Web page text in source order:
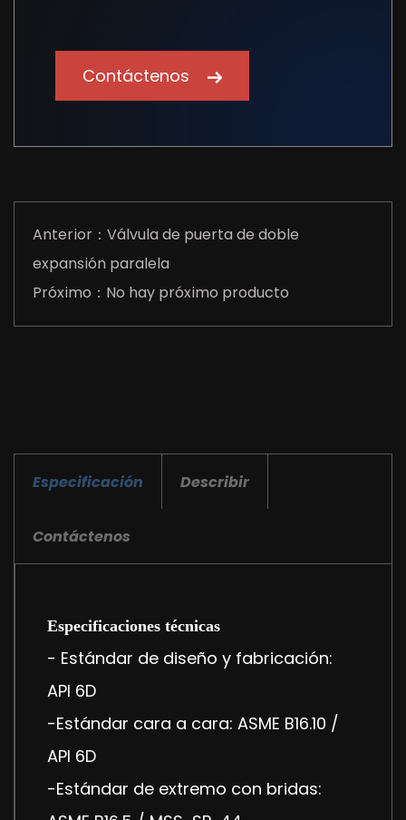
Contáctenos
Anterior：Válvula de puerta de doble
expansión paralela
Próximo：No hay próximo producto
Especificación Describir
Contáctenos
Especificaciones técnicas
- Estándar de diseño y fabricación:
API 6D
-Estándar cara a cara: ASME B16.10 /
API 6D
-Estándar de extremo con bridas: